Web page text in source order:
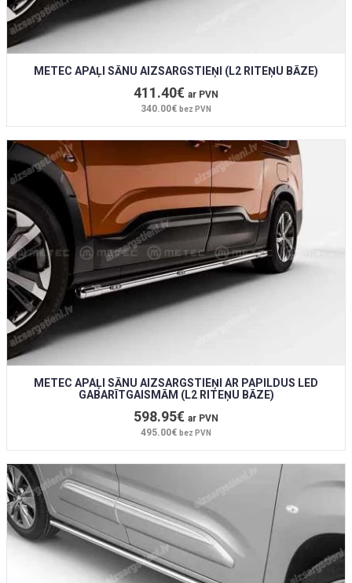
METEC APAĻI SĀNU AIZSARGSTIEŅI (L2 RITEŅU BĀZE)
411.40€ ar PVN
340.00€ bez PVN
METEC APAĻI SĀNU AIZSARGSTIEŅI AR PAPILDUS LED
GABARĪTGAISMĀM (L2 RITEŅU BĀZE)
598.95€ ar PVN
495.00€ bez PVN